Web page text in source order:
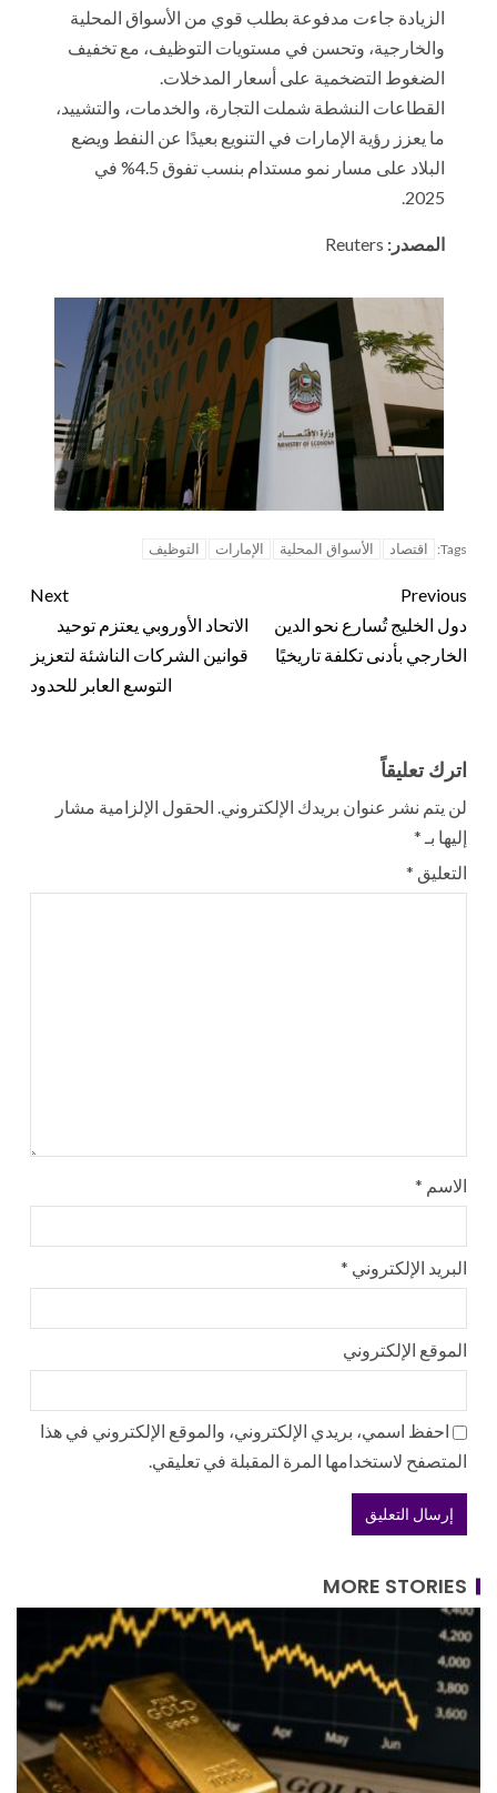
الزيادة جاءت مدفوعة بطلب قوي من الأسواق المحلية
والخارجية، وتحسن في مستويات التوظيف، مع تخفيف
الضغوط التضخمية على أسعار المدخلات.
القطاعات النشطة شملت التجارة، والخدمات، والتشييد،
ما يعزز رؤية الإمارات في التنويع بعيدًا عن النفط ويضع
البلاد على مسار نمو مستدام بنسب تفوق 4.5% في
2025.
المصدر:
Tags: اقتصاد الأسواق المحلية الإمارات التوظيف
Previous
دول الخليج تُسارع نحو الدين
الخارجي بأدنى تكلفة تاريخيًا
Next
الاتحاد الأوروبي يعتزم توحيد
قوانين الشركات الناشئة لتعزيز
التوسع العابر للحدود
اترك تعليقاً
لن يتم نشر عنوان بريدك الإلكتروني. الحقول الإلزامية مشار
إليها بـ *
التعليق *
الاسم *
البريد الإلكتروني *
الموقع الإلكتروني
احفظ اسمي، بريدي الإلكتروني، والموقع الإلكتروني في هذا
المتصفح لاستخدامها المرة المقبلة في تعليقي.
MORE STORIES